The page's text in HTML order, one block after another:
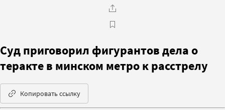
Суд приговорил фигурантов дела о
теракте в минском метро к расстрелу
Копировать ссылку